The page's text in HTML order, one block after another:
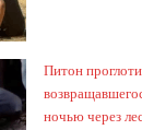
Питон
ночью через